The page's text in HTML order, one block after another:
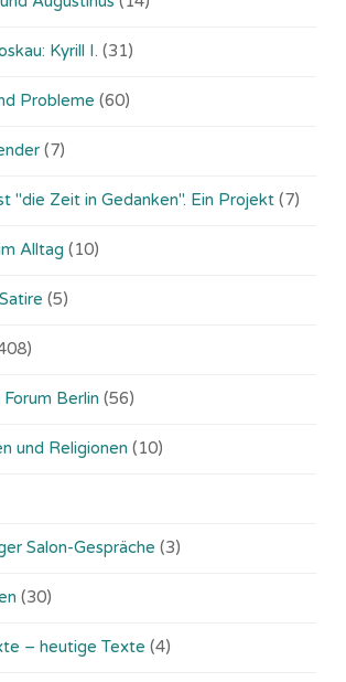
Kyrill I. (31)
Probleme (60)
(7)
"die Zeit in Gedanken". Ein Projekt (7)
Alltag (10)
(5)
Berlin (56)
und Religionen (10)
Salon-Gespräche (3)
(30)
– heutige Texte (4)